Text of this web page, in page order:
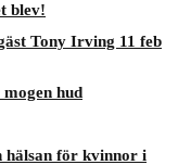
blev!
Tony Irving 11 feb
hud
hälsan för kvinnor i